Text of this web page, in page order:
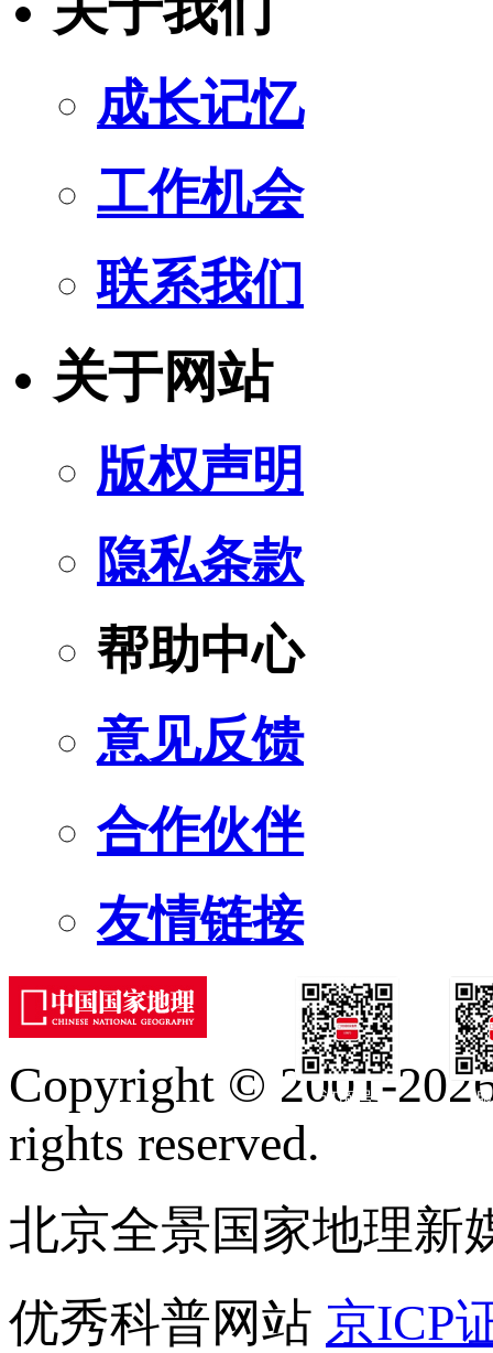
成长记忆
工作机会
联系我们
关于网站
版权声明
隐私条款
帮助中心
意见反馈
合作伙伴
友情链接
订阅号
Copyright © 2001-
rights reserved.
北京全景国家地理新
优秀科普网站 京ICP